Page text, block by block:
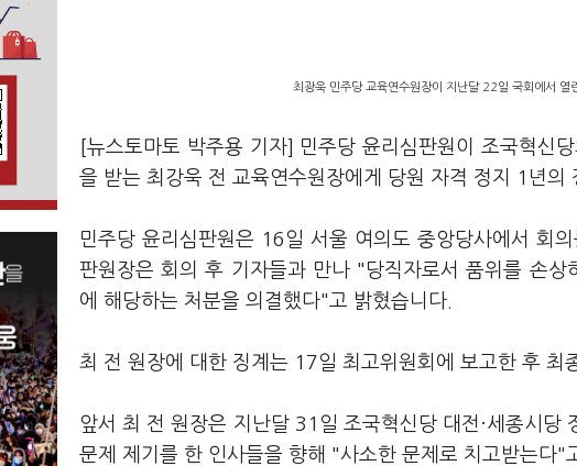
최광욱 민주당 교육연수원장이 지난달 22일 국회에서
[뉴스토마토 박주용 기자] 민주당 윤리심판원이 조국혁신
을 받는 최강욱 전 교육연수원장에게 당원 자격 정지 1년의
민주당 윤리심판원은 16일 서울 여의도 중앙당사에서 회
판원장은 회의 후 기자들과 만나 "당직자로서 품위를 손
에 해당하는 처분을 의결했다"고 밝혔습니다.
최 전 원장에 대한 징계는 17일 최고위원회에 보고한 후 최
앞서 최 전 원장은 지난달 31일 조국혁신당 대전·세종시당
문제 제기를 한 인사들을 향해 "사소한 문제로 치고받는다"